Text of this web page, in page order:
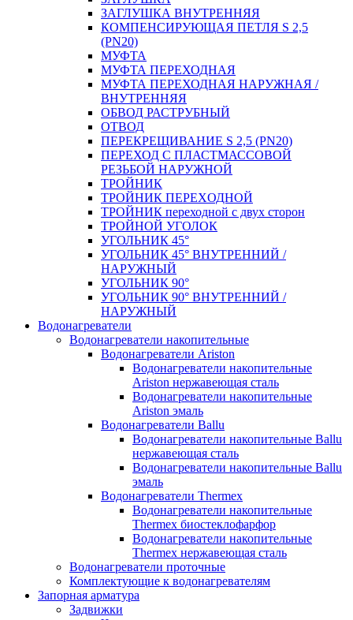
ЗАГЛУШКА ВНУТРЕННЯЯ
КОМПЕНСИРУЮЩАЯ ПЕТЛЯ S 2,5
(PN20)
МУФТА
МУФТА ПЕРЕХОДНАЯ
МУФТА ПЕРЕХОДНАЯ НАРУЖНАЯ /
ВНУТРЕННЯЯ
ОБВОД РАСТРУБНЫЙ
ОТВОД
ПЕРЕКРЕЩИВАНИЕ S 2,5 (PN20)
ПЕРЕХОД С ПЛАСТМАССОВОЙ
РЕЗЬБОЙ НАРУЖНОЙ
ТРОЙНИК
ТРОЙНИК ПЕРЕXОДНОЙ
ТРОЙНИК переходной с двух сторон
ТРОЙНОЙ УГОЛОК
УГОЛЬНИК 45°
УГОЛЬНИК 45° ВНУТРЕННИЙ /
НАРУЖНЫЙ
УГОЛЬНИК 90°
УГОЛЬНИК 90° ВНУТРЕННИЙ /
НАРУЖНЫЙ
Водонагреватели
Водонагреватели накопительные
Водонагреватели Ariston
Водонагреватели накопительные
Ariston нержавеющая сталь
Водонагреватели накопительные
Ariston эмаль
Водонагреватели Ballu
Водонагреватели накопительные Ballu
нержавеющая сталь
Водонагреватели накопительные Ballu
эмаль
Водонагреватели Thermex
Водонагреватели накопительные
Thermex биостеклофарфор
Водонагреватели накопительные
Thermex нержавеющая сталь
Водонагреватели проточные
Комплектующие к водонагревателям
Запорная арматура
Задвижки